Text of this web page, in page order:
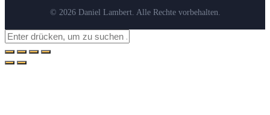
© 2026 Daniel Lambert. Alle Rechte vorbehalten.